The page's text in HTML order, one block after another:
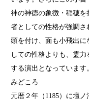
神の神徳の象徴・稲穂
者としての性格が強調
頭を付け、面も小飛出に
しての性格よりも、霊
する演出となっています
みどころ
元暦２年（1185）に壇